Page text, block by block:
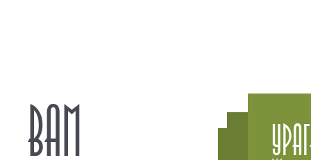
ВАМ